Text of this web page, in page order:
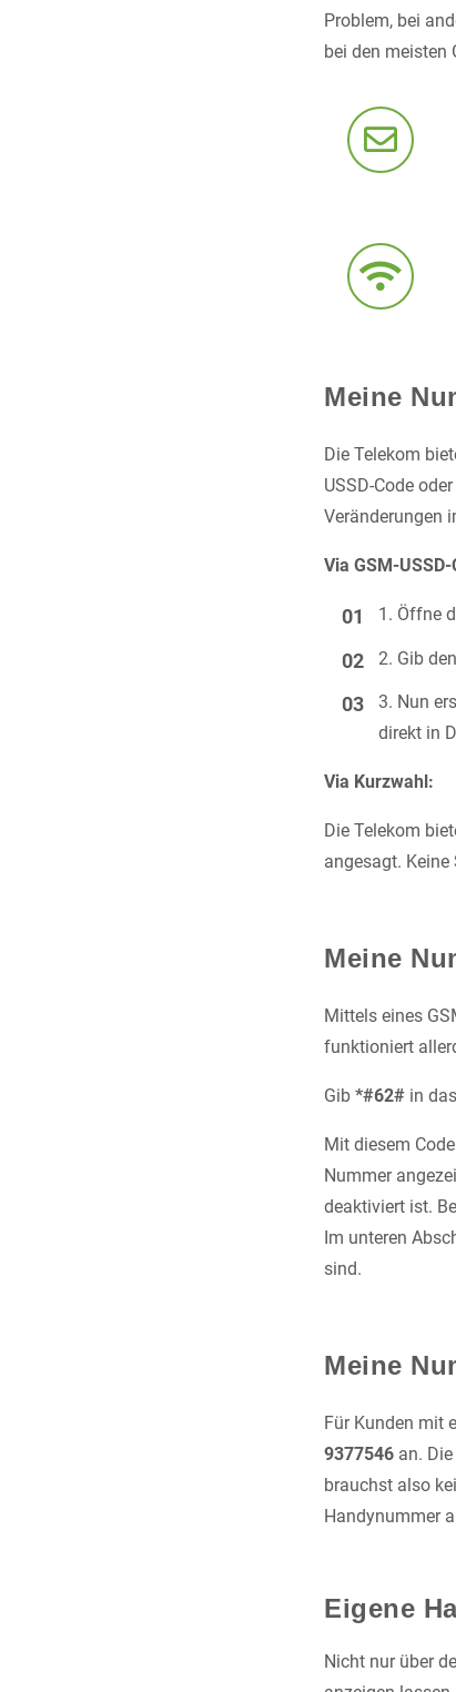
Problem, bei
bei den meisten
Meine
Die Telekom
USSD-Code
Veränderungen
Via GSM-USSD-
Öffne
Gib
Nun
direkt in
Via Kurzwahl:
Die Telekom
angesagt.
Meine
Mittels eines
funktioniert
Gib *#62# in
Mit diesem
Nummer
deaktiviert ist.
Im unteren
sind.
Meine
Für Kunden mit
9377546 an.
brauchst also
Handynummer
Eigene
Nicht nur über